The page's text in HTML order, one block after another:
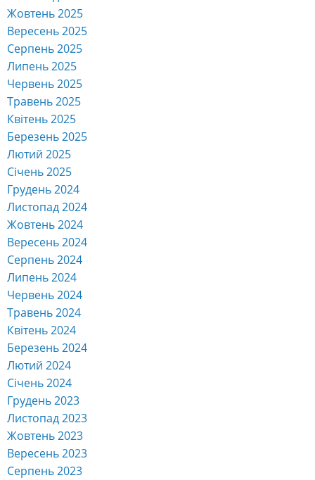
Жовтень 2025
Вересень 2025
Серпень 2025
Липень 2025
Червень 2025
Травень 2025
Квітень 2025
Березень 2025
Лютий 2025
Січень 2025
Грудень 2024
Листопад 2024
Жовтень 2024
Вересень 2024
Серпень 2024
Липень 2024
Червень 2024
Травень 2024
Квітень 2024
Березень 2024
Лютий 2024
Січень 2024
Грудень 2023
Листопад 2023
Жовтень 2023
Вересень 2023
Серпень 2023